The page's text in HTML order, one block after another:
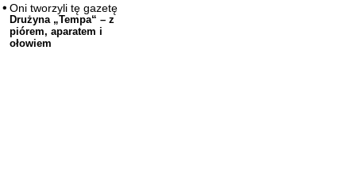
Oni tworzyli tę gazetę
Drużyna „Tempa“ – z
piórem, aparatem i
ołowiem